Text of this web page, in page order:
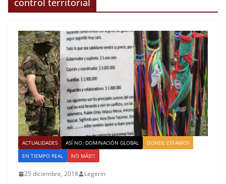
control territorial
ACTUALIDADES ASÍ NO: DOMINACIÓN GLOBAL
DONDE ESTAMOS
EN TIEMPO REAL
NO MÁS!!!
25 diciembre, 2018 Legerin